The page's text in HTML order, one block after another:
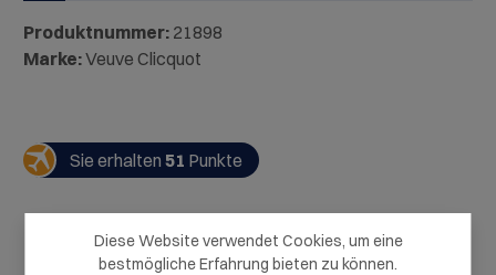
Produktnummer: 21898
Marke:Veuve Clicquot
Sie erhalten 51 Punkte
Diese Website verwendet Cookies, um eine
bestmögliche Erfahrung bieten zu können.